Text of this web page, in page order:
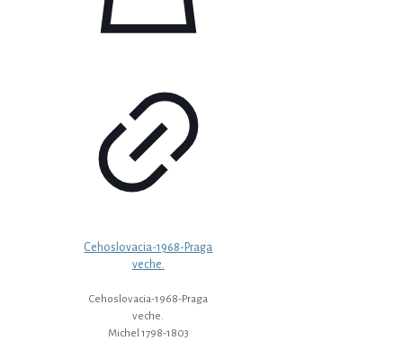
Cehoslovacia-1968-Praga
veche.
Cehoslovacia-1968-Praga
veche.
Michel 1798-1803